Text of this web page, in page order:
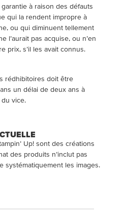
à raison des défauts
qui la rendent impropre à
ou qui diminuent tellement
l’aurait pas acquise, ou n’en
prix, s’il les avait connus.
rédhibitoires doit être
un délai de deux ans à
vice.
Up! sont des créations
des produits n’inclut pas
systématiquement les images.